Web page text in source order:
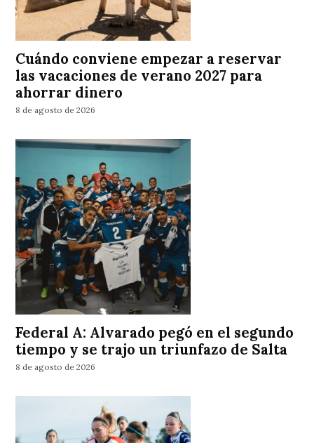
Cuándo conviene empezar a reservar
las vacaciones de verano 2027 para
ahorrar dinero
8 de agosto de 2026
Federal A: Alvarado pegó en el segundo
tiempo y se trajo un triunfazo de Salta
8 de agosto de 2026